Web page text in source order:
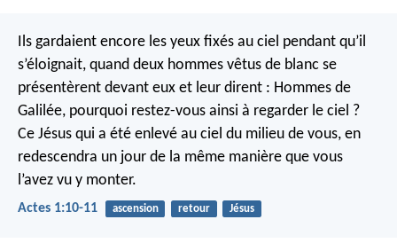
Ils gardaient encore les yeux fixés au ciel pendant qu’il
s’éloignait, quand deux hommes vêtus de blanc se
présentèrent devant eux et leur dirent : Hommes de
Galilée, pourquoi restez-vous ainsi à regarder le ciel ?
Ce Jésus qui a été enlevé au ciel du milieu de vous, en
redescendra un jour de la même manière que vous
l’avez vu y monter.
Actes 1:10-11 ascension retour Jésus